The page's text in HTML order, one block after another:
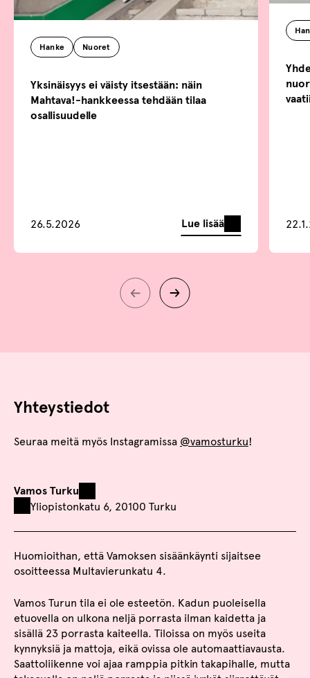
Hanke Nuoret
Yksinäisyys ei väisty itsestään: näin
Mahtava!-hankkeessa tehdään tilaa
osallisuudelle
26.5.2026 Lue lisää
Yhteystiedot
Seuraa meitä myös Instagramissa @vamosturku!
Vamos Turku
Yliopistonkatu 6, 20100 Turku
Huomioithan, että Vamoksen sisäänkäynti sijaitsee
osoitteessa Multavierunkatu 4.
Vamos Turun tila ei ole esteetön. Kadun puoleisella
etuovella on ulkona neljä porrasta ilman kaidetta ja
sisällä 23 porrasta kaiteella. Tiloissa on myös useita
kynnyksiä ja mattoja, eikä ovissa ole automaattiavausta.
Saattoliikenne voi ajaa ramppia pitkin takapihalle, mutta